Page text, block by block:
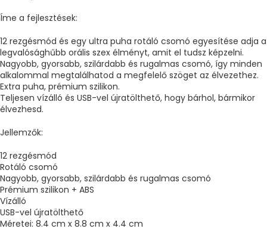
Íme a fejlesztések:
12 rezgésmód és egy ultra puha rotáló csomó egyesítése adja a
legvalósághűbb orális szex élményt, amit el tudsz képzelni.
Nagyobb, gyorsabb, szilárdabb és rugalmas csomó, így minden
alkalommal megtalálhatod a megfelelő szöget az élvezethez.
Extra puha, prémium szilikon.
Teljesen vízálló és USB-vel újratölthető, hogy bárhol, bármikor
élvezhesd.
Jellemzők:
12 rezgésmód
Rotáló csomó
Nagyobb, gyorsabb, szilárdabb és rugalmas csomó
Prémium szilikon + ABS
Vízálló
USB-vel újratölthető
Méretei: 8.4 cm x 8.8 cm x 4.4 cm